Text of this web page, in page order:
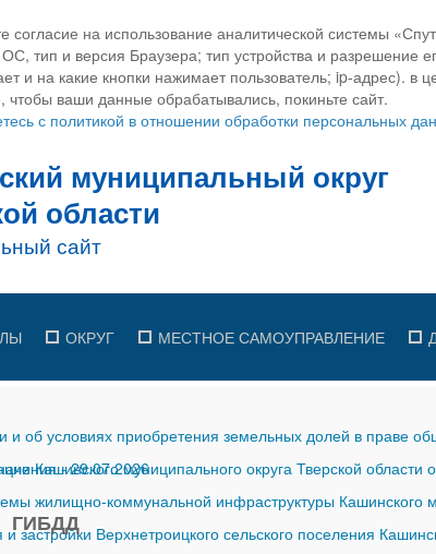
на использование аналитической системы
тип и версия Браузера; тип устройства и разрешение
и на какие кнопки нажимает пользователь; ip-адрес). в
ваши данные обрабатывались, покиньте сайт.
с политикой в отношении обработки персональных
ОКРУГ МЕСТНОЕ САМОУПРАВЛЕНИЕ
об условиях приобретения земельных долей в праве
-29.07.2026
Кашинского муниципального округа Тверской
жилищно-коммунальной инфраструктуры Кашинского
застройки Верхнетроицкого сельского поселения
ГИБДД